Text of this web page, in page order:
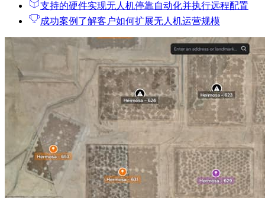
支持的硬件实现无人机停靠自动化并执行远程配置
成功案例 了解客户如何扩展无人机运营规模